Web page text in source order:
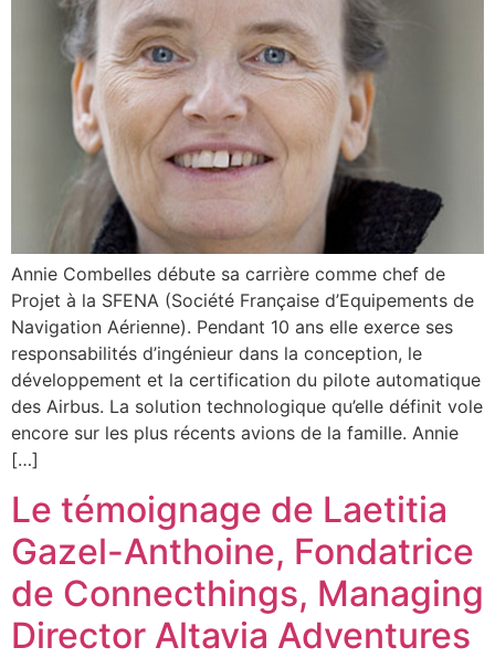
Annie Combelles débute sa carrière comme chef de
Projet à la SFENA (Société Française d’Equipements de
Navigation Aérienne). Pendant 10 ans elle exerce ses
responsabilités d’ingénieur dans la conception, le
développement et la certification du pilote automatique
des Airbus. La solution technologique qu’elle définit vole
encore sur les plus récents avions de la famille. Annie
[…]
Le témoignage de Laetitia
Gazel-Anthoine, Fondatrice
de Connecthings, Managing
Director Altavia Adventures